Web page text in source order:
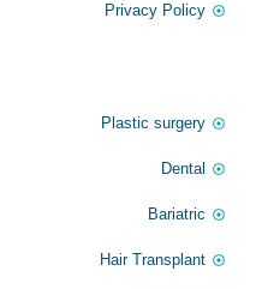
Privacy Policy
Plastic surgery
Dental
Bariatric
Hair Transplant